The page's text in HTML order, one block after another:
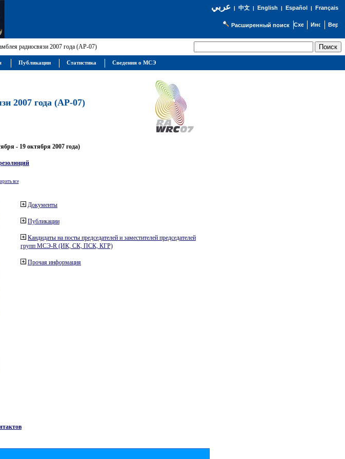
عربي| 中文| English | Español | Français
Расширенный поиск
радиосвязи 2007 года (АР-07)
2007 года (АР-07)
- 19 октября 2007 года)
все
Документы
Публикации
Кандидаты на посты председателей и заместителей председателей
групп МСЭ-R (ИК, СК, ПСК, КГР)
Прочая информация
Публикации Статистика Сведения о МСЭ